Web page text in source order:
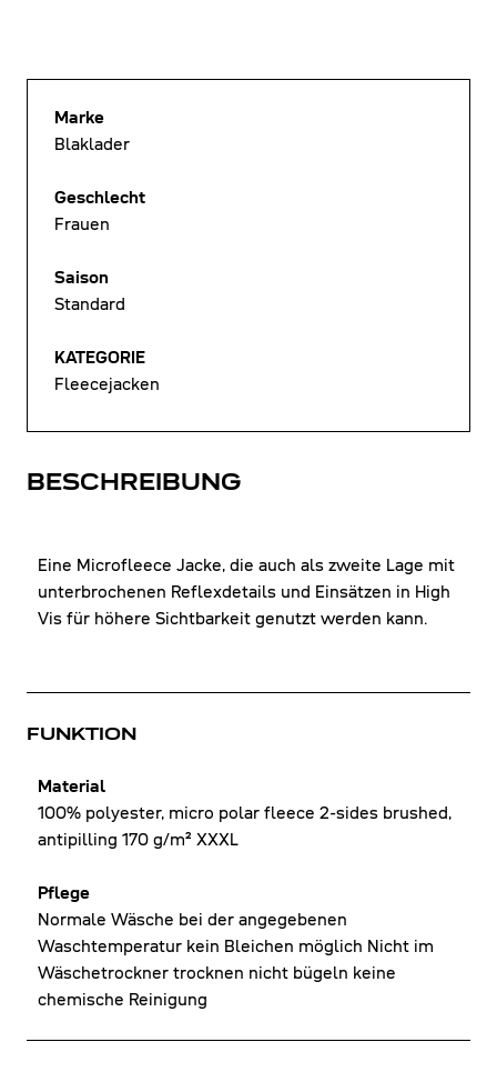
BESCHREIBUNG
Eine Microfleece Jacke, die auch als zweite Lage mit
unterbrochenen Reflexdetails und Einsätzen in High
Vis für höhere Sichtbarkeit genutzt werden kann.
FUNKTION
Material
100% polyester, micro polar fleece 2-sides brushed,
antipilling 170 g/m² XXXL
Pflege
Normale Wäsche bei der angegebenen
Waschtemperatur kein Bleichen möglich Nicht im
Wäschetrockner trocknen nicht bügeln keine
chemische Reinigung
Marke
Blaklader
Geschlecht
Frauen
Saison
Standard
KATEGORIE
Fleecejacken